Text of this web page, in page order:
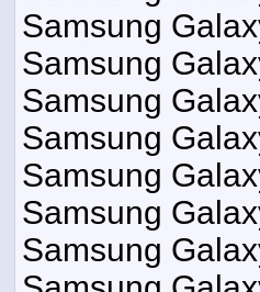
Samsung
Samsung
Samsung
Samsung
Samsung
Samsung
Samsung